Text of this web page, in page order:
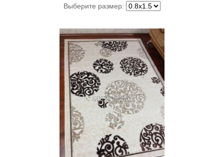
Выберите размер: